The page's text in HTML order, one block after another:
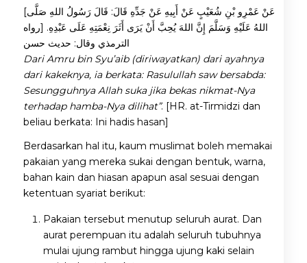
[عَنْ عَمْرِو بْنِ شُعَيْبٍ عَنْ أَبِيهِ عَنْ جَدِّهِ قَالَ: قَالَ رَسُولُ اللهِ صَلَّى
اللهُ عَلَيْهِ وَسَلَّمَ إِنَّ اللهَ يُحِبَّ أَنْ يَرَى أَثَرَ نِعْمَتِهِ عَلَى عَبْدِهِ. [رواه
الترمذي وقال: حديث حسن
Dari Amru bin Syu’aib (diriwayatkan) dari ayahnya
dari kakeknya, ia berkata: Rasulullah saw bersabda:
Sesungguhnya Allah suka jika bekas nikmat-Nya
terhadap hamba-Nya dilihat”. [HR. at-Tirmidzi dan
beliau berkata: Ini hadis hasan]
Berdasarkan hal itu, kaum muslimat boleh memakai
pakaian yang mereka sukai dengan bentuk, warna,
bahan kain dan hiasan apapun asal sesuai dengan
ketentuan syariat berikut:
Pakaian tersebut menutup seluruh aurat. Dan
aurat perempuan itu adalah seluruh tubuhnya
mulai ujung rambut hingga ujung kaki selain